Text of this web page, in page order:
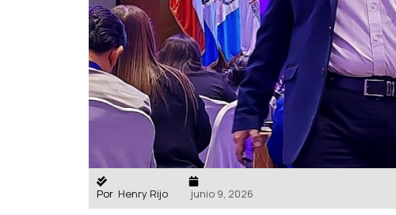
Por Henry Rijo junio 9, 2026